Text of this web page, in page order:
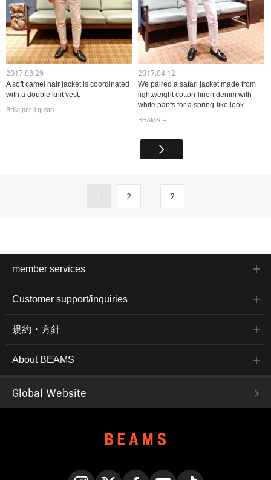
2017.08.29
A soft camel hair jacket is coordinated
with a double knit vest.
Brilla per il gusto
2017.04.12
We paired a safari jacket made from
lightweight cotton-linen denim with
white pants for a spring-like look.
BEAMS F
1 2 ... 2
member services
Customer support/inquiries
規約・方針
About BEAMS
Global Website